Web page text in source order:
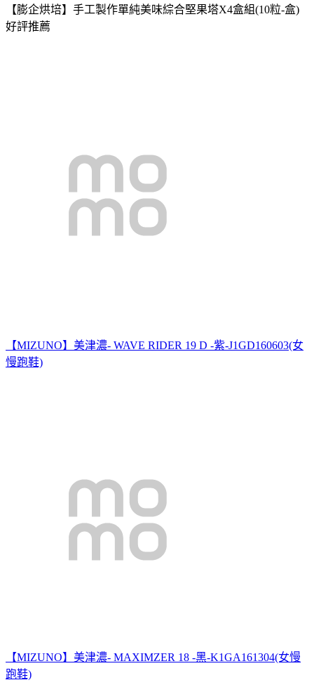
【膨企烘培】手工製作單純美味綜合堅果塔X4盒組(10粒-盒)
好評推薦
【MIZUNO】美津濃- WAVE RIDER 19 D -紫-J1GD160603(女
慢跑鞋)
【MIZUNO】美津濃- MAXIMZER 18 -黑-K1GA161304(女慢
跑鞋)